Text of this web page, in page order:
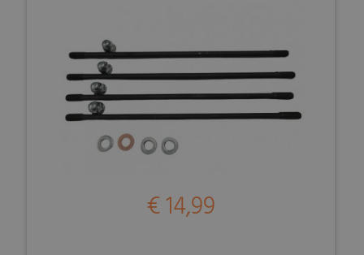
€ 14,99